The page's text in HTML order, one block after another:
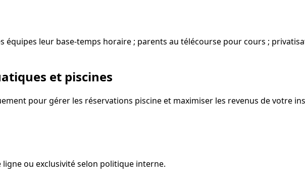
équipes leur base-temps horaire ; parents au télécourse pour cours ;
et piscines
pour gérer les réservations piscine et maximiser les revenus de votre
ou exclusivité selon politique interne.